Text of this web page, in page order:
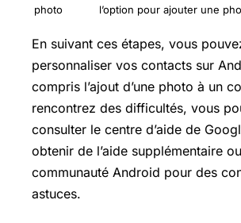
photo
l’option pour ajouter une
En suivant ces étapes, vous
personnaliser vos contacts sur
compris l’ajout d’une photo à un
rencontrez des difficultés, vous
consulter le centre d’aide de
obtenir de l’aide supplémentaire
communauté Android pour des
astuces.